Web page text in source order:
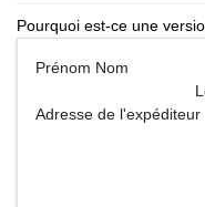
Pourquoi est-ce une
Le
Adresse de l'expéditeur